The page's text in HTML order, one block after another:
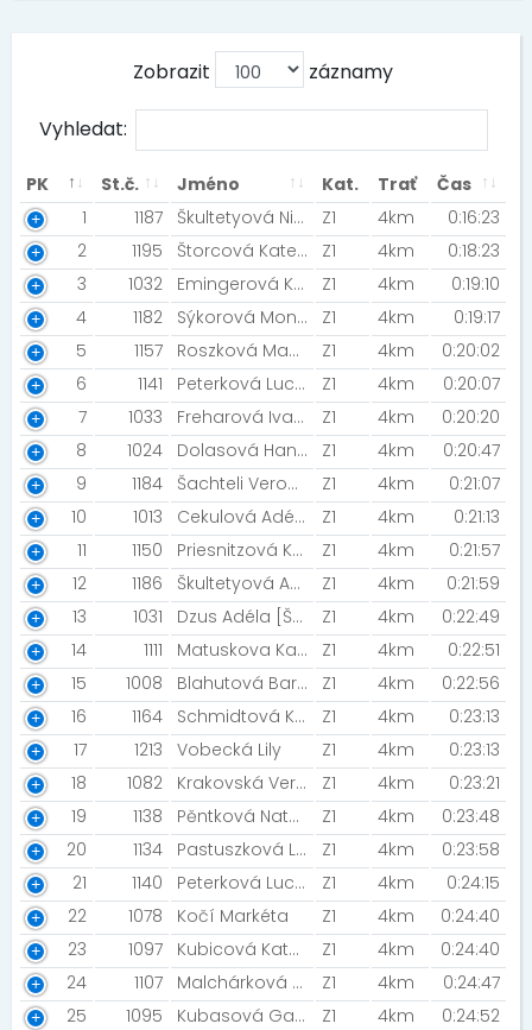
Zobrazit záznamy
Vyhledat:
PK St.č. Jméno Kat. Trať
Čas
1
1187 Škultetyová Nikola [SDH Staré Město] Z1 4km
0:16:23
2
1195 Štorcová Kateřina Z1 4km
0:18:23
3
1032 Emingerová Kateřina [MIZUNO TEAM / NIGHT RUN TEAM] Z1 4km
0:19:10
4
1182 Sýkorová Monika Z1 4km
0:19:17
5
1157 Roszková Magdaléna Z1 4km
0:20:02
6
1141 Peterková Lucie Z1 4km
0:20:07
7
1033 Freharová Ivana [Night Run Team] Z1 4km
0:20:20
8
1024 Dolasová Hana Z1 4km
0:20:47
9
1184 Šachteli Veronika Z1 4km
0:21:07
10
1013 Cekulová Adéla [Night Run Team] Z1 4km
0:21:13
11
1150 Priesnitzová Karin Z1 4km
0:21:57
12
1186 Škultetyová Andrea [SDH Skalice] Z1 4km
0:21:59
13
1031 Dzus Adéla [ŠBV] Z1 4km
0:22:49
14
1111 Matuskova Kamila [Šneci v běhu ] Z1 4km
0:22:51
15
1008 Blahutová Barbora [SVVAT] Z1 4km
0:22:56
16
1164 Schmidtová Kateřina Z1 4km
0:23:13
17
1213 Vobecká Lily Z1 4km
0:23:13
18
1082 Krakovská Veronika Z1 4km
0:23:21
19
1138 Pěntková Natálie [BK Ludgeřovice] Z1 4km
0:23:48
20
1134 Pastuszková Lenka Z1 4km
0:23:58
21
1140 Peterková Lucie Z1 4km
0:24:15
22
1078 Kočí Markéta Z1 4km
0:24:40
23
1097 Kubicová Kateřina Z1 4km
0:24:40
24
1107 Malchárková Vendula Z1 4km
0:24:47
25
1095 Kubasová Gabriela [Byčice] Z1 4km
0:24:52